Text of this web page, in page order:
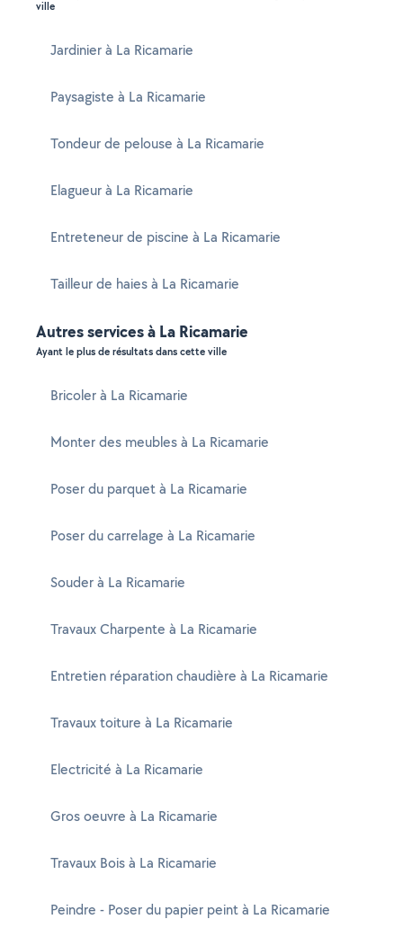
ville
Jardinier à La Ricamarie
Paysagiste à La Ricamarie
Tondeur de pelouse à La Ricamarie
Elagueur à La Ricamarie
Entreteneur de piscine à La Ricamarie
Tailleur de haies à La Ricamarie
Autres services à La Ricamarie
Ayant le plus de résultats dans cette ville
Bricoler à La Ricamarie
Monter des meubles à La Ricamarie
Poser du parquet à La Ricamarie
Poser du carrelage à La Ricamarie
Souder à La Ricamarie
Travaux Charpente à La Ricamarie
Entretien réparation chaudière à La Ricamarie
Travaux toiture à La Ricamarie
Electricité à La Ricamarie
Gros oeuvre à La Ricamarie
Travaux Bois à La Ricamarie
Peindre - Poser du papier peint à La Ricamarie